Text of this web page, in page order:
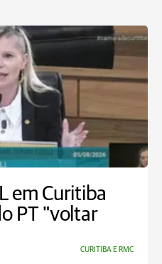
em Curitiba
PT "voltar
CURITIBA E RMC